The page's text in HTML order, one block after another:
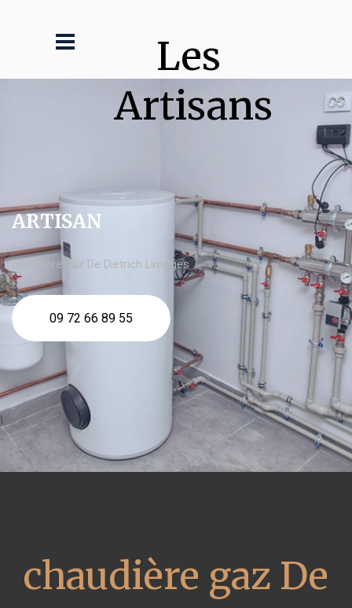
Les
Artisans
ARTISAN
chaudière gaz De Dietrich Limoges
09 72 66 89 55
chaudière gaz De